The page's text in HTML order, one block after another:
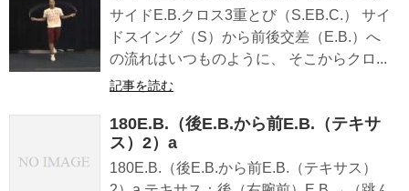
サイドE.B.クロス3重とび（S.EB.C.） サイ
ドスイング（S）から前後交差（E.B.）へ
の流れはいつものように、 そこからクロ...
記事を読む
180E.B.（後E.B.から前E.B.（テキサ
ス）2）a
180E.B.（後E.B.から前E.B.（テキサス）